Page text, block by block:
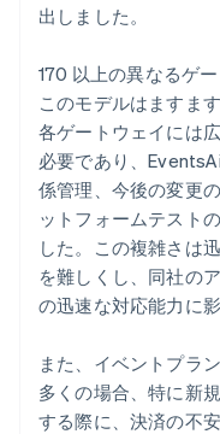
出しました。
170 以上の異なるゲ
このモデルはますま
各ゲートウェイには
必要であり、
係管理、今後の変更
ットフォームテスト
した。この複雑さは
を難しくし、同社の
の迅速な対応能力に
また、イベントプラ
多くの場合、特に新
する際に、決済の不